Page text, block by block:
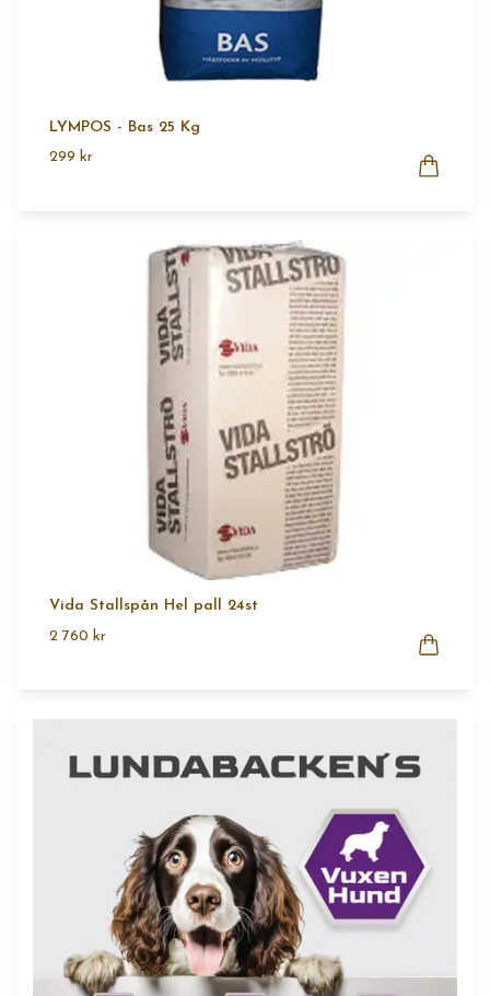
LYMPOS - Bas 25 Kg
299 kr
Vida Stallspån Hel pall 24st
2 760 kr